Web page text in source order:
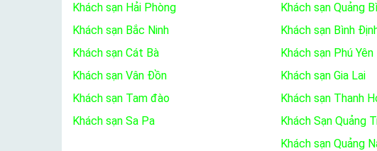
Khách sạn Hải Phòng
Khách sạn Bắc Ninh
Khách sạn Cát Bà
Khách sạn Vân Đồn
Khách sạn Tam đào
Khách sạn Sa Pa
Khách sạn Quảng
Khách sạn Bình
Khách sạn Phú Yên
Khách sạn Gia Lai
Khách sạn Thanh
Khách Sạn Quảng
Khách sạn Quảng